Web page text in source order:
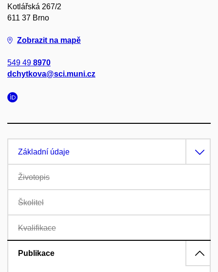
Kotlářská 267/2
611 37 Brno
Zobrazit na mapě
549 49 8970
dchytkova@sci.muni.cz
Základní údaje
Životopis
Školitel
Kvalifikace
Publikace